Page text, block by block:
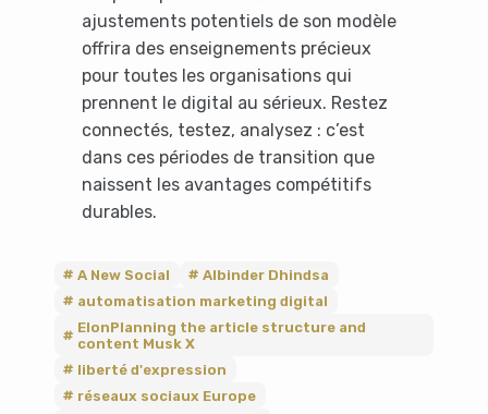
ajustements potentiels de son modèle
offrira des enseignements précieux
pour toutes les organisations qui
prennent le digital au sérieux. Restez
connectés, testez, analysez : c’est
dans ces périodes de transition que
naissent les avantages compétitifs
durables.
A New Social
Albinder Dhindsa
automatisation marketing digital
ElonPlanning the article structure and
content Musk X
liberté d'expression
réseaux sociaux Europe